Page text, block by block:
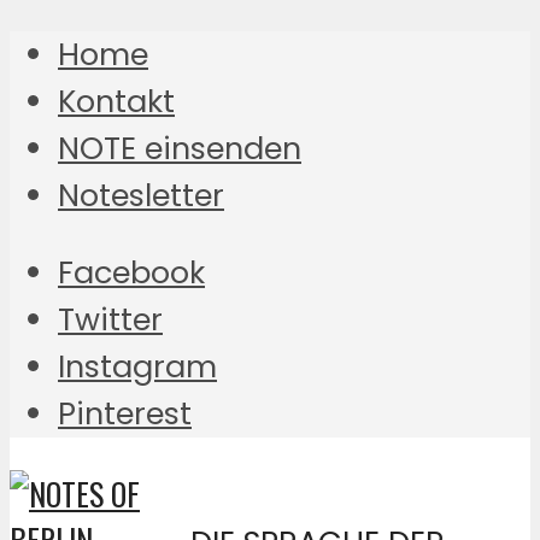
Home
Kontakt
NOTE einsenden
Notesletter
Facebook
Twitter
Instagram
Pinterest